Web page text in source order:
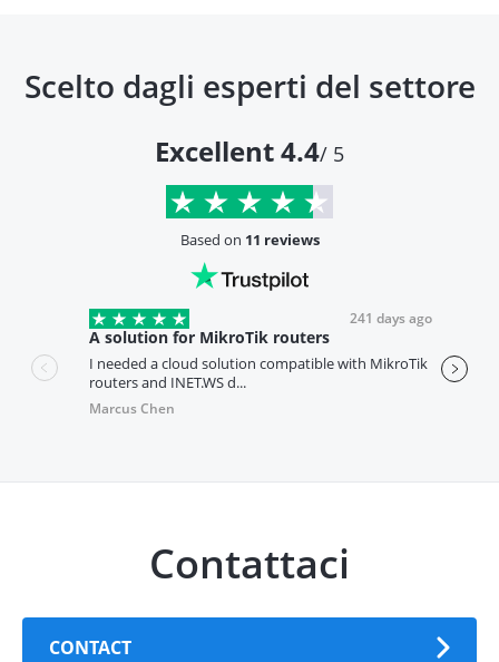
Scelto dagli esperti del settore
Excellent 4.4/ 5
Based on 11 reviews
241 days ago
A solution for MikroTik routers
I needed a cloud solution compatible with MikroTik
routers and INET.WS d...
Marcus Chen
I've
Contattaci
CONTACT